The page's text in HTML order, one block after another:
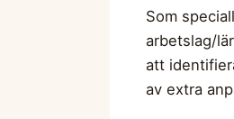
Som
arbetslag/
att
av extra